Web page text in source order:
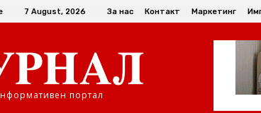
7 August, 2026 За нас Контакт Маркетинг
портал